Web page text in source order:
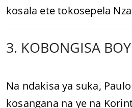
kosala ete tokosepela
3. KOBONGISA
Na ndakisa ya suka,
kosangana na ye na